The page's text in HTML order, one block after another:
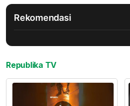
Rekomendasi
Republika TV